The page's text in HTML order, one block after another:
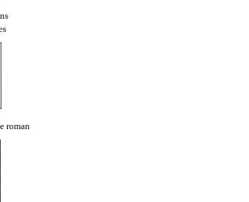
roman